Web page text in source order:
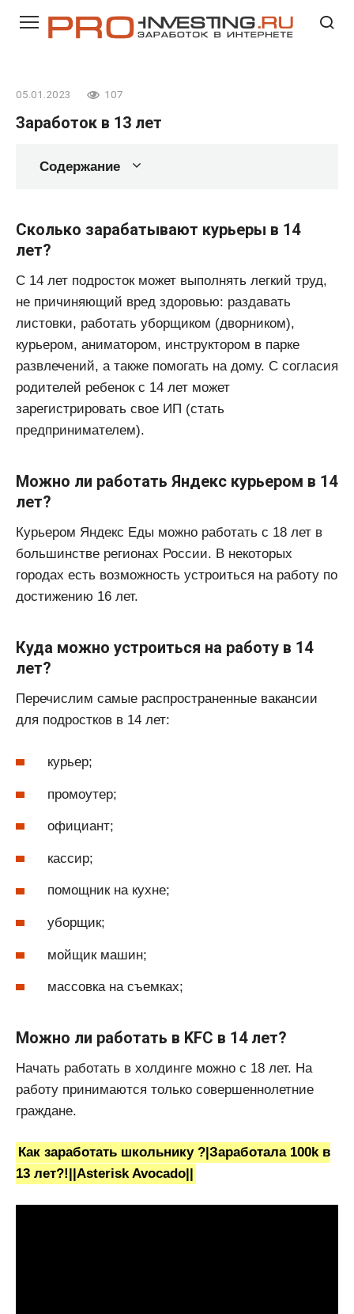
05.01.2023 107
Заработок в 13 лет
Содержание
Сколько зарабатывают курьеры в 14
лет?
С 14 лет подросток может выполнять легкий труд,
не причиняющий вред здоровью: раздавать
листовки, работать уборщиком (дворником),
курьером, аниматором, инструктором в парке
развлечений, а также помогать на дому. С согласия
родителей ребенок с 14 лет может
зарегистрировать свое ИП (стать
предпринимателем).
Можно ли работать Яндекс курьером в 14
лет?
Курьером Яндекс Еды можно работать с 18 лет в
большинстве регионах России. В некоторых
городах есть возможность устроиться на работу по
достижению 16 лет.
Куда можно устроиться на работу в 14
лет?
Перечислим самые распространенные вакансии
для подростков в 14 лет:
курьер;
промоутер;
официант;
кассир;
помощник на кухне;
уборщик;
мойщик машин;
массовка на съемках;
Можно ли работать в KFC в 14 лет?
Начать работать в холдинге можно с 18 лет. На
работу принимаются только совершеннолетние
граждане.
Как заработать школьнику ?|Заработала 100k в
13 лет?!||Asterisk Avocado||